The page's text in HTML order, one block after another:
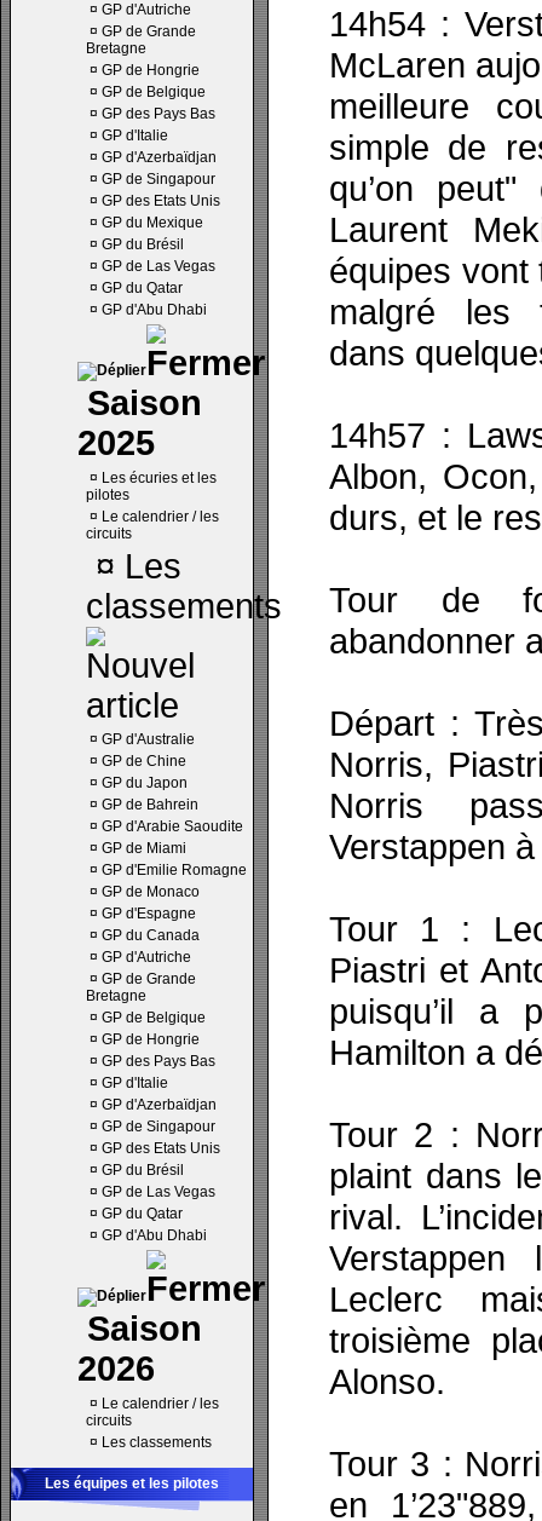
¤ GP d'Autriche
¤ GP de Grande
Bretagne
¤ GP de Hongrie
¤ GP de Belgique
¤ GP des Pays Bas
¤ GP d'Italie
¤ GP d'Azerbaïdjan
¤ GP de Singapour
¤ GP des Etats Unis
¤ GP du Mexique
¤ GP du Brésil
¤ GP de Las Vegas
¤ GP du Qatar
¤ GP d'Abu Dhabi
Saison
2025
¤ Les écuries et les
pilotes
¤ Le calendrier / les
circuits
¤ Les
classements
¤ GP d'Australie
¤ GP de Chine
¤ GP du Japon
¤ GP de Bahrein
¤ GP d'Arabie Saoudite
¤ GP de Miami
¤ GP d'Emilie Romagne
¤ GP de Monaco
¤ GP d'Espagne
¤ GP du Canada
¤ GP d'Autriche
¤ GP de Grande
Bretagne
¤ GP de Belgique
¤ GP de Hongrie
¤ GP des Pays Bas
¤ GP d'Italie
¤ GP d'Azerbaïdjan
¤ GP de Singapour
¤ GP des Etats Unis
¤ GP du Brésil
¤ GP de Las Vegas
¤ GP du Qatar
¤ GP d'Abu Dhabi
Saison
2026
¤ Le calendrier / les
circuits
¤ Les classements
Les équipes et les pilotes
14h54 :
McLaren
meilleure
simple de
qu’on
Laurent
équipes vont
malgré les
dans
14h57 :
Albon,
durs, et le
Tour de
abandonner
Départ :
Norris,
Norris
Verstappen
Tour 1 :
Piastri et
puisqu’il a
Hamilton a
Tour 2 :
plaint dans
rival.
Verstappen
Leclerc
troisième
Alonso.
Tour 3 :
en